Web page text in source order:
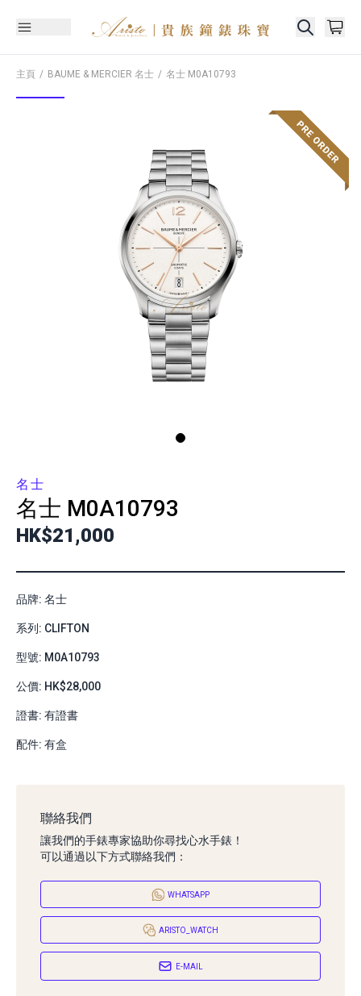
主頁 BAUME & MERCIER 名士 名士 M0A10793
名士
名士 M0A10793
HK$21,000
品牌: 名士
系列: CLIFTON
型號: M0A10793
公價: HK$28,000
證書: 有證書
配件: 有盒
聯絡我們
讓我們的手錶專家協助你尋找心水手錶！
可以通過以下方式聯絡我們：
WHATSAPP
ARISTO_WATCH
E-MAIL